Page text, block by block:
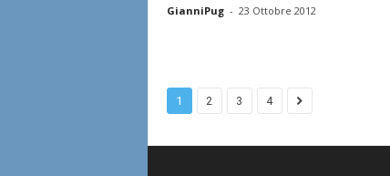
GianniPug - 23 Ottobre 2012
1 2 3 4